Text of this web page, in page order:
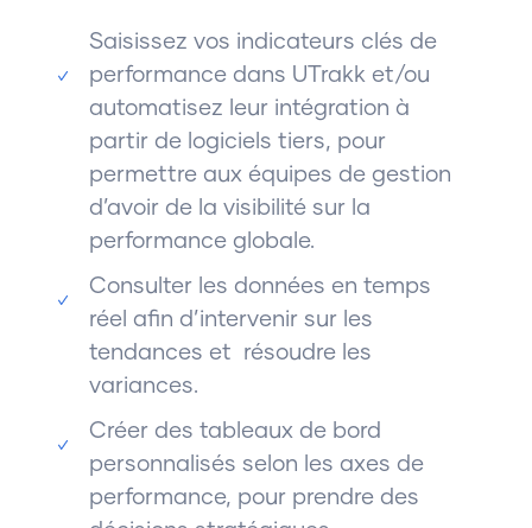
Saisissez vos indicateurs clés de
performance dans UTrakk et/ou
automatisez leur intégration à
partir de logiciels tiers, pour
permettre aux équipes de gestion
d’avoir de la visibilité sur la
performance globale.
Consulter les données en temps
réel afin d’intervenir sur les
tendances et résoudre les
variances.
Créer des tableaux de bord
personnalisés selon les axes de
performance, pour prendre des